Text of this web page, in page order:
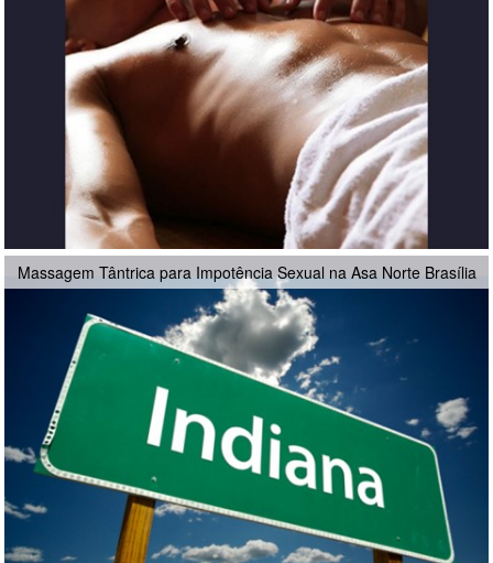
Massagem Tântrica para Impotência Sexual na Asa Norte Brasília